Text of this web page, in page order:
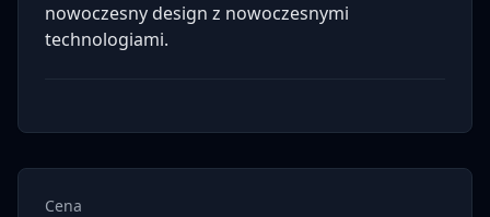
nowoczesny design z nowoczesnymi
technologiami.
Cena